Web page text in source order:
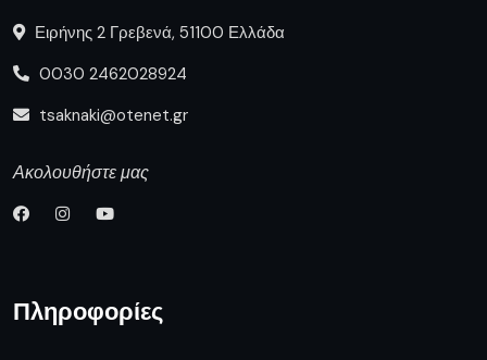
Ειρήνης 2 Γρεβενά, 51100 Ελλάδα
0030 2462028924
tsaknaki@otenet.gr
Ακολουθήστε μας
Πληροφορίες